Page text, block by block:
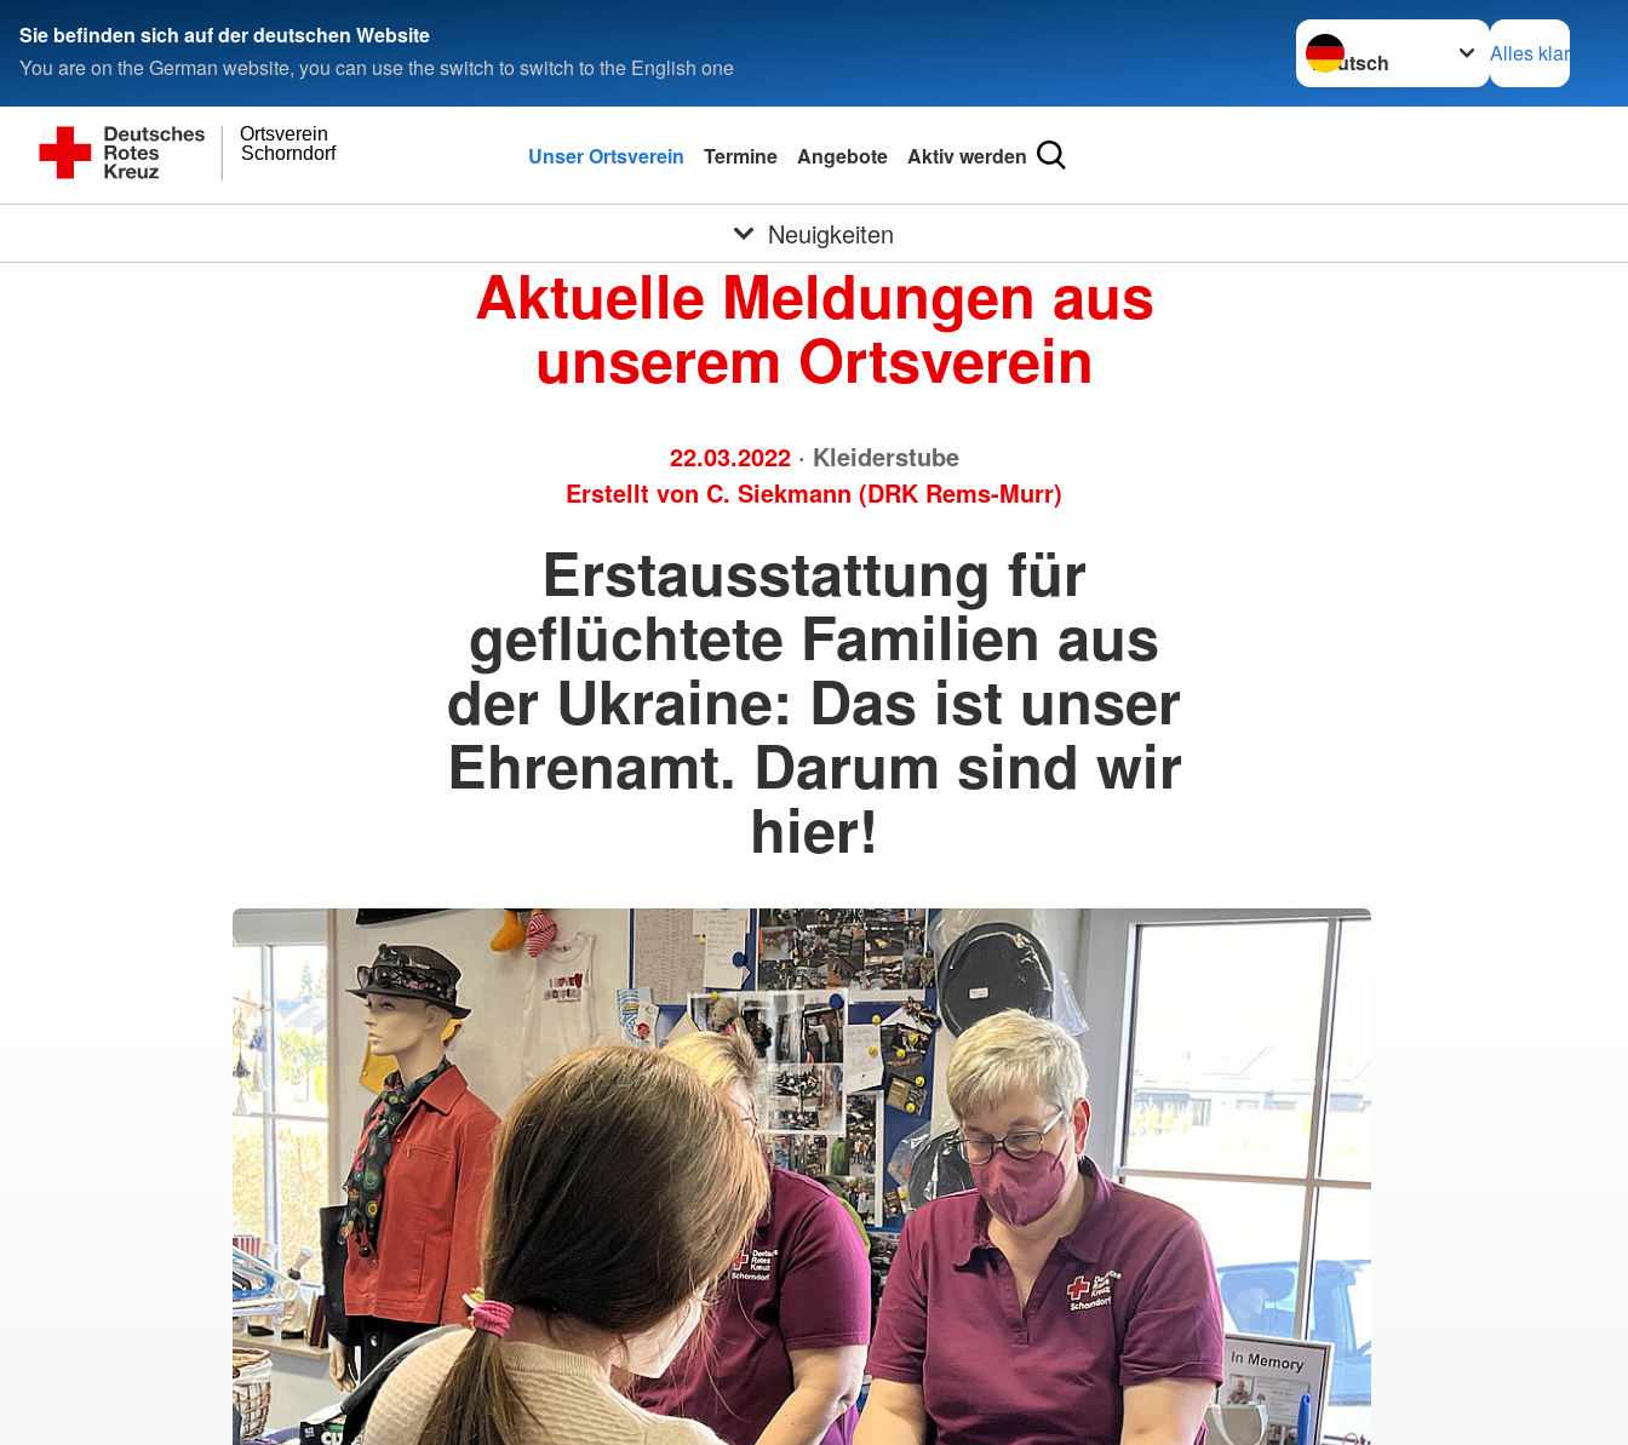
Sie befinden sich auf der deutschen Website
You are on the German website, you can use the switch to switch to the English one
Sprache wechseln zu
Alles klar
Schorndorf
Ortsverein
Unser Ortsverein Termine Angebote Aktiv werden
Neuigkeiten
Aktuelle Meldungen aus
unserem Ortsverein
22.03.2022 · Kleiderstube
Erstellt von C. Siekmann (DRK Rems-Murr)
Erstausstattung für
geflüchtete Familien aus
der Ukraine: Das ist unser
Ehrenamt. Darum sind wir
hier!